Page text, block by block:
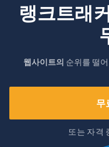
랭크트래
웹사이트의 순위를 떨
무
또는 자격